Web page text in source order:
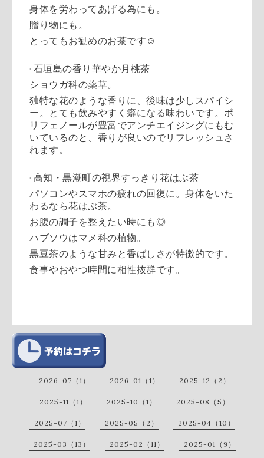
身体を労わってあげる為にも。
贈り物にも。
とってもお勧めのお茶です☺︎
▫️石垣島の香り華やか月桃茶
ショウガ科の薬草。
独特な花のような香りに、後味は少しスパイシ
ー。とても飲みやすく癖になる味わいです。ポ
リフェノールが豊富でアンチエイジングにもむ
いているのと、香りが良いのでリフレッシュさ
れます。
▫️高知・黒潮町の視界すっきり花はぶ茶
パソコンやスマホの疲れの回復に。身体をいた
わるなら花はぶ茶。
お腹の調子を整えたい時にも◎
ハブソウはマメ科の植物。
黒豆茶のような甘みと香ばしさが特徴的です。
食事やおやつ時間に相性抜群です。
2026-07（1） 2026-01（1） 2025-12（2）
2025-11（1） 2025-10（1） 2025-08（5）
2025-07（1） 2025-05（2） 2025-04（10）
2025-03（13） 2025-02（11） 2025-01（9）